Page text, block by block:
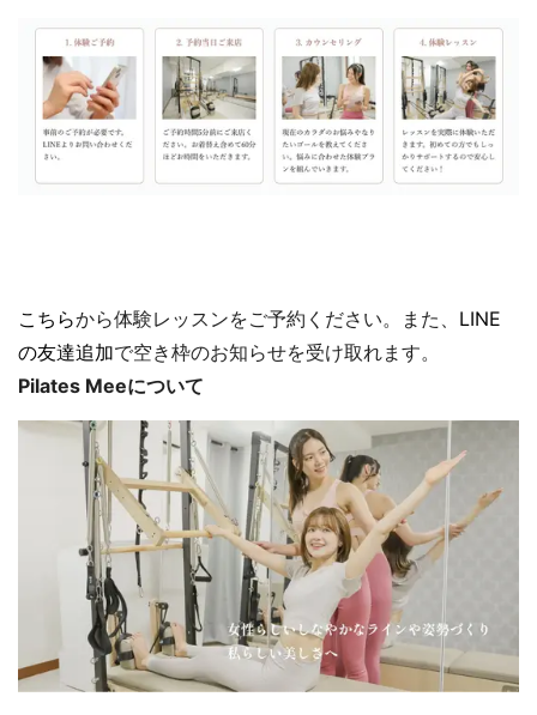
こちらから体験レッスンをご予約ください。また、 LINE
の友達追加で空き枠のお知らせを受け取れます。
Pilates Meeについて